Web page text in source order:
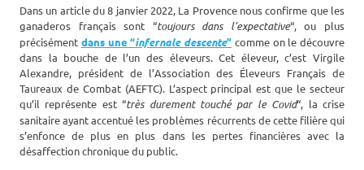
D‌ans un article du 8 janvier 2022, La Provence nous confirme que les
ganaderos français sont “toujours dans l’expectative“, ou plus
précisément dans une “infernale descente” comme on le découvre
dans la bouche de l’un des éleveurs. Cet éleveur, c’est Virgile
Alexandre, président de l’Association des Éleveurs Français de
Taureaux de Combat (AEFTC). L’aspect principal est que le secteur
qu’il représente est “très durement touché par le Covid“, la crise
sanitaire ayant accentué les problèmes récurrents de cette filière qui
s’enfonce de plus en plus dans les pertes financières avec la
désaffection chronique du public.